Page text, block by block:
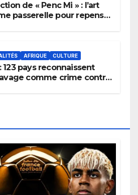
de « Penc Mi » : l’art
passerelle pour repenser
AFRIQUE CULTURE
123 pays reconnaissent
comme crime contre